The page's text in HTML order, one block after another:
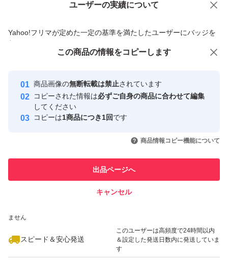
ユーザーの実績について
Yahoo!フリマが定めた一定の基準を満たしたユーザーにバッジを
付与しています
安心取引出品者
心・安全なユーザーです
取引実績
引を完了させた実績があります
での取引実績があります
ません
スピード＆安心発送
このユーザーは高頻度で24時間以内
＆設定した発送日数内に発送していま
す
価格の相談 商品への質問
この商品の情報をコピーします
商品画像の無断転載は禁止されています
コピーされた情報は必ずご自身の商品に合わせて編集
してください
コピーは1商品につき1回です
商品情報コピー機能について
出品ページへ
キャンセル
この商品をみている人にオススメ